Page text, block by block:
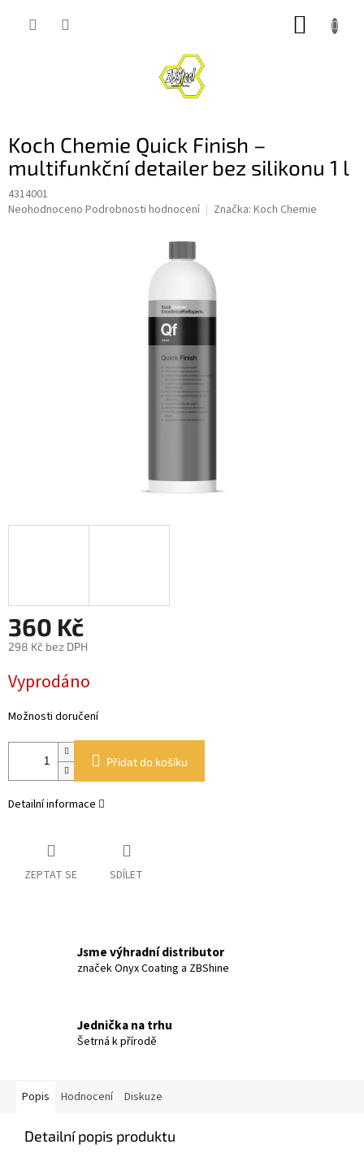
Koch Chemie Quick Finish –
multifunkční detailer bez silikonu 1 l
4314001
Průměrné
Neohodnoceno Podrobnosti hodnocení Značka: Koch Chemie
360 Kč
298 Kč bez DPH
cena:
Vyprodáno
Možnosti doručení
Přidat do košíku
Detailní informace
ZEPTAT SE SDÍLET
Jsme výhradní distributor
značek Onyx Coating a ZBShine
Jednička na trhu
Šetrná k přírodě
Popis Hodnocení Diskuze
Detailní popis produktu